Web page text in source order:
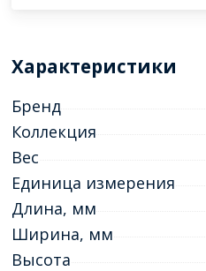
Характеристики
Бренд
Коллекция
Вес
Единица измерения
Длина, мм
Ширина, мм
Высота